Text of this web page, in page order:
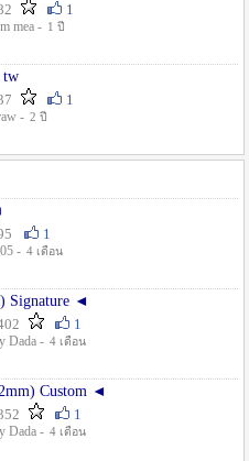
1
mea - 1 ปี
sv tw
1
- 2 ปี
1
- 4 เดือน
Signature ◄
1
Dada - 4 เดือน
Custom ◄
1
Dada - 4 เดือน